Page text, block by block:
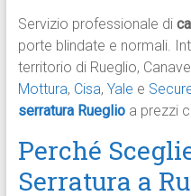
Servizio professionale di
porte blindate e normali.
territorio di Rueglio,
Mottura, Cisa, Yale e
serratura Rueglioa prezzi
Perché
Serratura a